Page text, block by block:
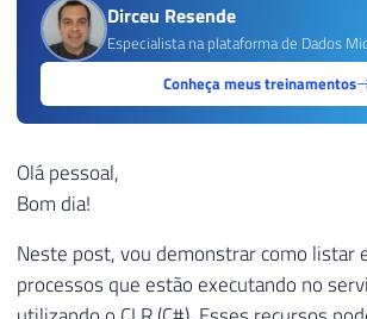
Dirceu Resende
Especialista na plataforma de Dados
Conheça meus treinamentos
Olá pessoal,
Bom dia!
Neste post, vou demonstrar como listar
processos que estão executando no